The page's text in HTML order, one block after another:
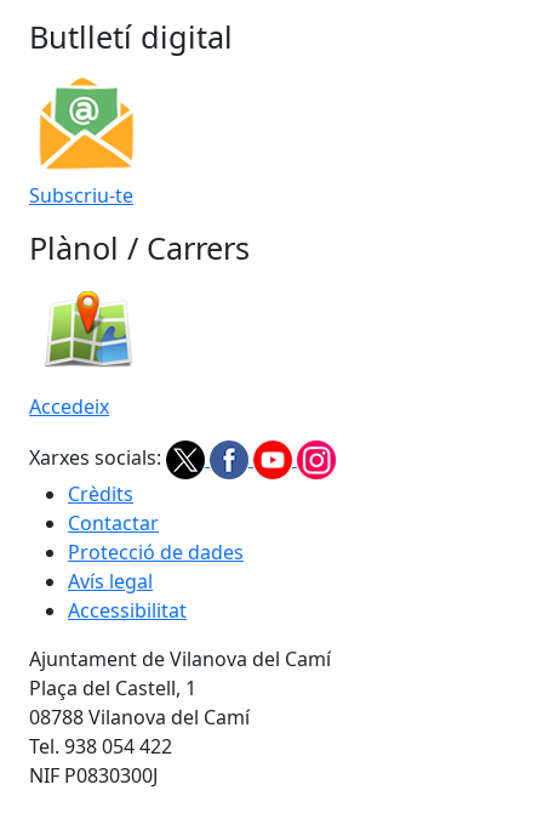
Butlletí digital
Subscriu-te
Plànol / Carrers
Accedeix
Xarxes socials:
Crèdits
Contactar
Protecció de dades
Avís legal
Accessibilitat
Ajuntament de Vilanova del Camí
Plaça del Castell, 1
08788 Vilanova del Camí
Tel. 938 054 422
NIF P0830300J